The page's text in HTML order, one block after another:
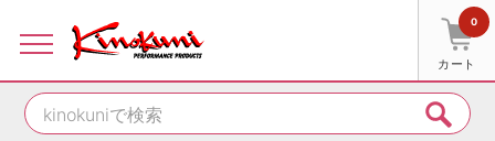
カート
0